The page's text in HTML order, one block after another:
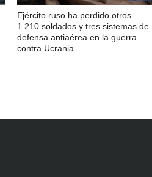
Ejército ruso ha perdido otros
1.210 soldados y tres sistemas de
defensa antiaérea en la guerra
contra Ucrania